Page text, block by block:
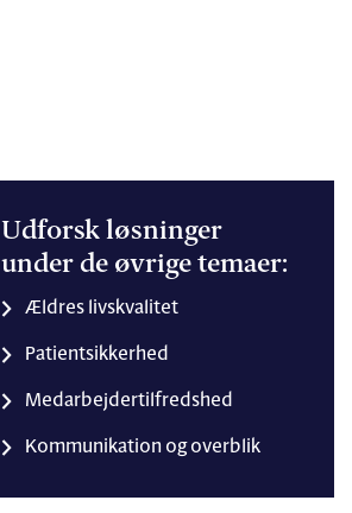
Udforsk løsninger
under de øvrige temaer:
Ældres livskvalitet
Patientsikkerhed
Medarbejdertilfredshed
Kommunikation og overblik